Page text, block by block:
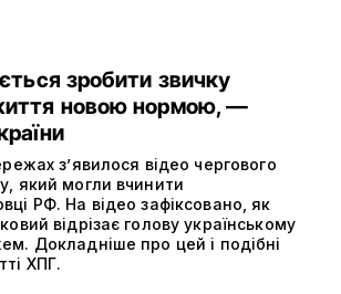
зробити звичку
новою нормою, —
з’явилося відео чергового
який могли вчинити
РФ. На відео зафіксовано, як
відрізає голову українському
Докладніше про цей і подібні
ХПГ.